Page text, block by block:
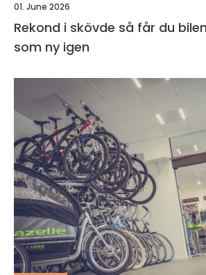
01. June 2026
Rekond i skövde så får du bilen att kännas
som ny igen